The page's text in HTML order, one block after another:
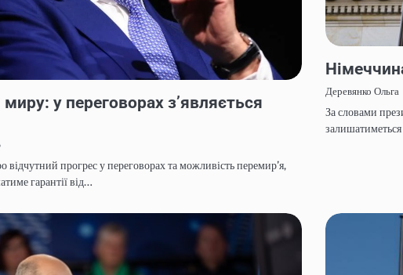
у переговорах з’являється
прогрес у переговорах та можливість перемир’я,
гарантії від…
Деревянко Ольга
За словами